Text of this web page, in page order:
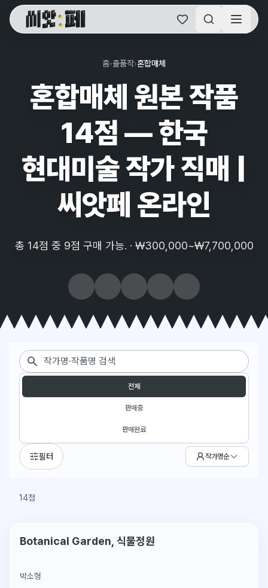
씨앗페 온라인 홈
홈›출품작›혼합매체
혼합매체 원본 작품
14점 — 한국
현대미술 작가 직매 |
씨앗페 온라인
총 14점 중 9점 구매 가능. · ₩300,000~₩7,700,000
작품 검색
판매 상태 필터 전체
판매중
판매완료
필터 작가명순
14점
단 1점뿐인 원작
Botanical Garden, 식물정원
박소형